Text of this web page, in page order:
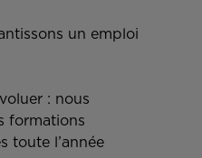
un emploi
: nous
formations
toute l’année